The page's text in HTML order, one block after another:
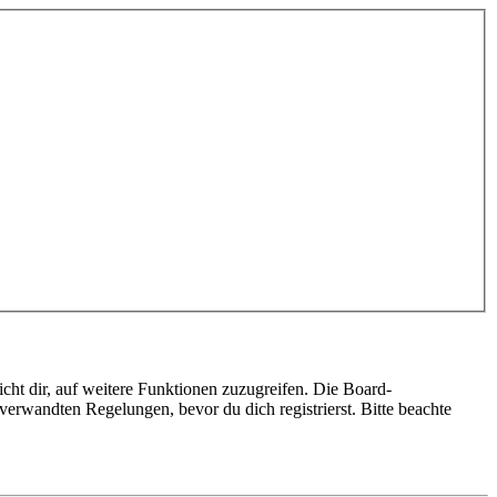
dir, auf weitere Funktionen zuzugreifen. Die Board-
Regelungen, bevor du dich registrierst. Bitte beachte